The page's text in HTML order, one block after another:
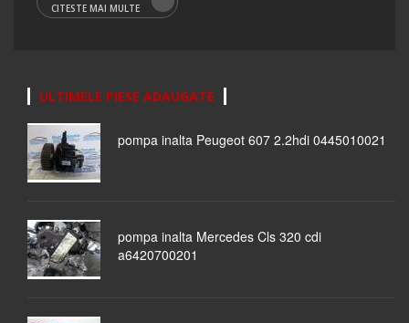
CITESTE MAI MULTE
ULTIMELE PIESE ADAUGATE
pompa inalta Peugeot 607 2.2hdi 0445010021
pompa inalta Mercedes Cls 320 cdi
a6420700201